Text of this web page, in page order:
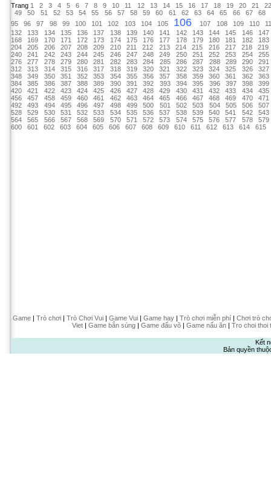
Trang 1 2 3 4 5 6 7 8 9 10 11 12 13 14 15 16 17 18 19 20 21
22
49
50 51 52 53 54 55 56 57 58 59 60 61 62 63 64 65 66 67
68
95
96 97 98 99 100 101 102 103 104 105 106 107 108 109 110
132
133 134 135 136 137 138 139 140 141 142 143 144 145 146
147
168
169 170 171 172 173 174 175 176 177 178 179 180 181 182
183
204
205 206 207 208 209 210 211 212 213 214 215 216 217 218
219
240
241 242 243 244 245 246 247 248 249 250 251 252 253 254
255
276
277 278 279 280 281 282 283 284 285 286 287 288 289 290
291
312
313 314 315 316 317 318 319 320 321 322 323 324 325 326
327
348
349 350 351 352 353 354 355 356 357 358 359 360 361 362
363
384
385 386 387 388 389 390 391 392 393 394 395 396 397 398
399
420
421 422 423 424 425 426 427 428 429 430 431 432 433 434
435
456
457 458 459 460 461 462 463 464 465 466 467 468 469 470
471
492
493 494 495 496 497 498 499 500 501 502 503 504 505 506
507
528
529 530 531 532 533 534 535 536 537 538 539 540 541 542
543
564
565 566 567 568 569 570 571 572 573 574 575 576 577 578
579
600
601 602 603 604 605 606 607 608 609 610 611 612 613 614 615
Game| Trò chơi| Trò Chơi Vui| Game Vui| Game hay| Trò chơi miễn phí| Chơi trò
Viet| Game bắn súng| Game đấu võ| Game nấu ăn| Tro choi thoi
Kết
Bản quyền